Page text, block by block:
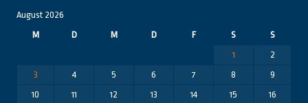
August 2026
M
D M D F S
S
1
2
3
4 5 6 7 8
9
10
11 12 13 14 15
16